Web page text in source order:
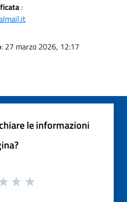
:
: 27 marzo 2026, 12:17
le informazioni